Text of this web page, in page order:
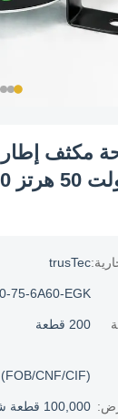
75-6A60-EGK
قطعة
(FOB/CNF/CIF)
100,000 قطعة شهريا